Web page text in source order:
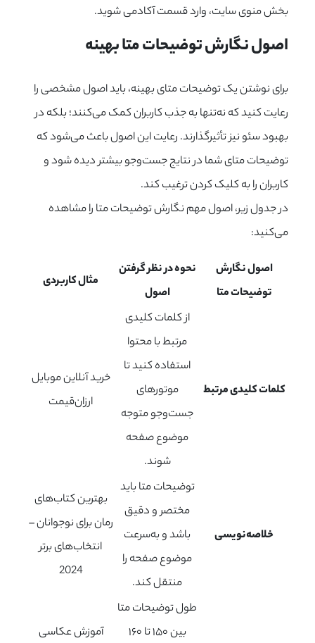
بخش منوی سایت، وارد قسمت آکادمی شوید.
اصول نگارش توضیحات متا بهینه
برای نوشتن یک توضیحات متای بهینه، باید اصول مشخصی را
رعایت کنید که نه‌تنها به جذب کاربران کمک می‌کنند؛ بلکه در
بهبود سئو نیز تأثیرگذارند. رعایت این اصول باعث می‌شود که
توضیحات متای شما در نتایج جست‌وجو بیشتر دیده شود و
کاربران را به کلیک کردن ترغیب کند.
در جدول زیر، اصول مهم نگارش توضیحات متا را مشاهده
می‌کنید:
اصول نگارش
توضیحات متا
نحوه در نظر گرفتن
اصول
مثال کاربردی
کلمات کلیدی مرتبط
از کلمات کلیدی
مرتبط با محتوا
استفاده کنید تا
موتورهای
جست‌وجو متوجه
موضوع صفحه
شوند.
خرید آنلاین موبایل
ارزان‌قیمت
خلاصه‌نویسی
توضیحات متا باید
مختصر و دقیق
باشد و به‌سرعت
موضوع صفحه را
منتقل کند.
بهترین کتاب‌های
رمان برای نوجوانان –
انتخاب‌های برتر
2024
طول توضیحات متا
بین ۱۵۰ تا ۱۶۰
آموزش عکاسی